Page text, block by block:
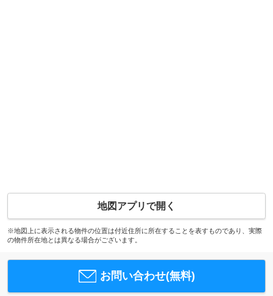
地図アプリで開く
※地図上に表示される物件の位置は付近住所に所在することを表すものであり、実際
の物件所在地とは異なる場合がございます。
お問い合わせ(無料)